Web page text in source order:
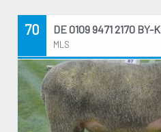
70 DE 0109 9471 2170 BY-K
MLS